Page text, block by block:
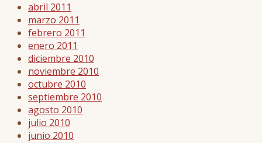
abril 2011
marzo 2011
febrero 2011
enero 2011
diciembre 2010
noviembre 2010
octubre 2010
septiembre 2010
agosto 2010
julio 2010
junio 2010